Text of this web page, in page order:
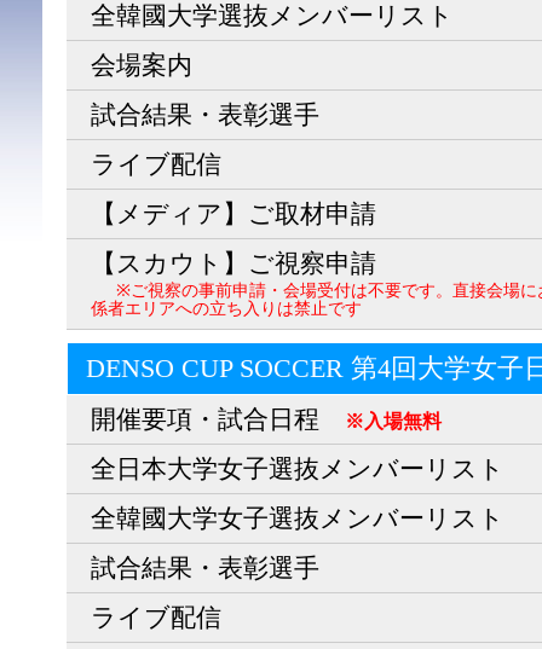
全韓國大学選抜メンバーリスト
会場案内
試合結果・表彰選手
ライブ配信
【メディア】ご取材申請
【スカウト】ご視察申請
※ご視察の事前申請・会場受付は不要です。直接会場
係者エリアへの立ち入りは禁止です
DENSO CUP SOCCER 第4回大学女子
開催要項・試合日程 ※入場無料
全日本大学女子選抜メンバーリスト
全韓國大学女子選抜メンバーリスト
試合結果・表彰選手
ライブ配信